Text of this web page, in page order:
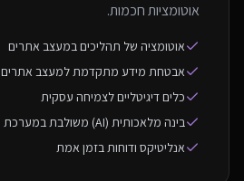
אוטומציות חכמות.
אוטומציה של תהליכים במעצב אתרים
אבטחת מידע מתקדמת למעצב אתרים
כלים דיגיטליים לצמיחה עסקית
בינה מלאכותית (AI) משולבת במערכת
אנליטיקס ודוחות בזמן אמת